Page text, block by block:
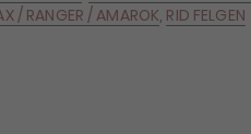
/ RANGER / AMAROK, RID FELGEN